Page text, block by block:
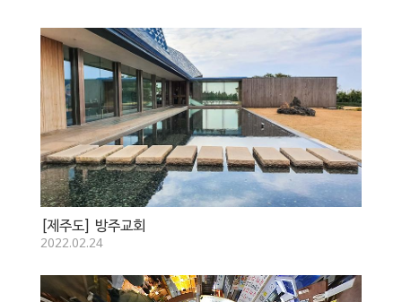
[제주도] 방주교회
2022.02.24